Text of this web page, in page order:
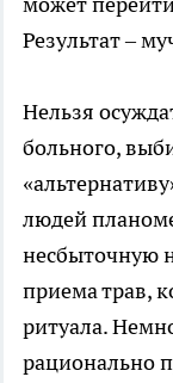
Результат –
Нельзя
больного,
людей
несбыточную
приема трав,
ритуала.
рационально